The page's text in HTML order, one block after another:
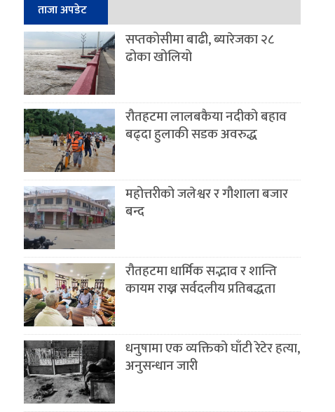
ताजा अपडेट
सप्तकोसीमा बाढी, ब्यारेजका २८
ढोका खोलियो
रौतहटमा लालबकैया नदीको बहाव
बढ्दा हुलाकी सडक अवरुद्ध
महोत्तरीको जलेश्वर र गौशाला बजार
बन्द
रौतहटमा धार्मिक सद्भाव र शान्ति
कायम राख्न सर्वदलीय प्रतिबद्धता
धनुषामा एक व्यक्तिको घाँटी रेटेर हत्या,
अनुसन्धान जारी